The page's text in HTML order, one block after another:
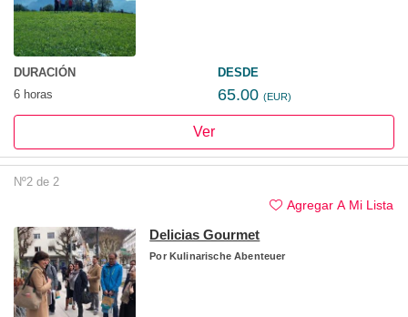
DURACIÓN
6 horas
DESDE
65.00 (EUR)
Ver
Nº2 de 2
Agregar A Mi Lista
Delicias Gourmet
PorKulinarische Abenteuer